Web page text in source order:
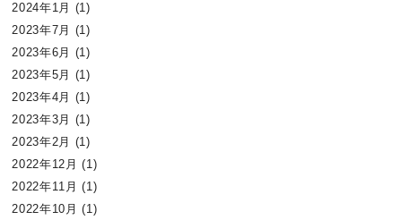
2024年1月 (1)
2023年7月 (1)
2023年6月 (1)
2023年5月 (1)
2023年4月 (1)
2023年3月 (1)
2023年2月 (1)
2022年12月 (1)
2022年11月 (1)
2022年10月 (1)